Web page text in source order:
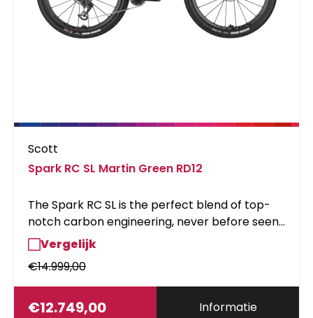
Scott
Spark RC SL Martin Green RD12
The Spark RC SL is the perfect blend of top-
notch carbon engineering, never before seen
levels of integration and just the right amount
of secret sauce. We wanted to make this
platform faster than ever before both up and
down the hill. Increasing travel, perfecting
geometry, and applying input from the world's
Vergelijk
€14.999,00
€12.749,00 Informatie